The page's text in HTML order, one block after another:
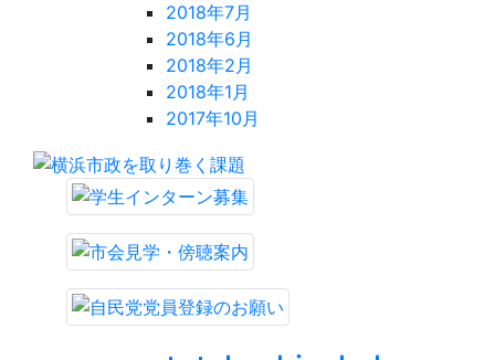
2018年7月
2018年6月
2018年2月
2018年1月
2017年10月